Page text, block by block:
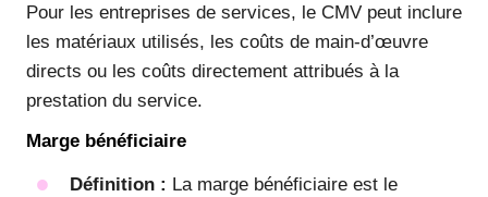
Pour les entreprises de services, le CMV peut inclure
les matériaux utilisés, les coûts de main-d’œuvre
directs ou les coûts directement attribués à la
prestation du service.
Marge bénéficiaire
Définition : La marge bénéficiaire est le